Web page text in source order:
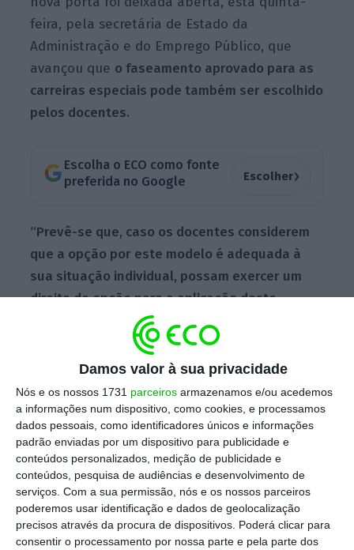
Damos valor à sua privacidade
Nós e os nossos 1731 parceiros armazenamos e/ou acedemos
a informações num dispositivo, como cookies, e processamos
dados pessoais, como identificadores únicos e informações
padrão enviadas por um dispositivo para publicidade e
conteúdos personalizados, medição de publicidade e
conteúdos, pesquisa de audiências e desenvolvimento de
serviços. Com a sua permissão, nós e os nossos parceiros
poderemos usar identificação e dados de geolocalização
precisos através da procura de dispositivos. Poderá clicar para
consentir o processamento por nossa parte e pela parte dos
feira, pela secretária de Estado da
Administração e do Emprego Público, que
avançou que o faseamento aprovado para as
carreiras especiais pode também ser escolhido
pelos docentes.
Escolha o ECO como fonte
preferida no Google
Escolher›
“Prevê-se que, caso os docentes considerem
que a opção por este modelo é adequada à
sua situação individual, possam exercer um
direito de opção para a aplicação deste
, sublinhou Fátima Fonseca, em
declarações aos jornalistas.
Carreiras especiais com descongelamento em linha
com profs
Ler Mais
O Executivo aprovou, esta quinta-feira, em
Conselho de Ministros
uma solução de
descongelamento das carreiras especiais que